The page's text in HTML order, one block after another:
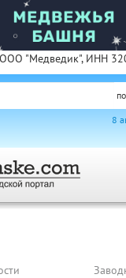
ООО "Медведик", ИНН
8